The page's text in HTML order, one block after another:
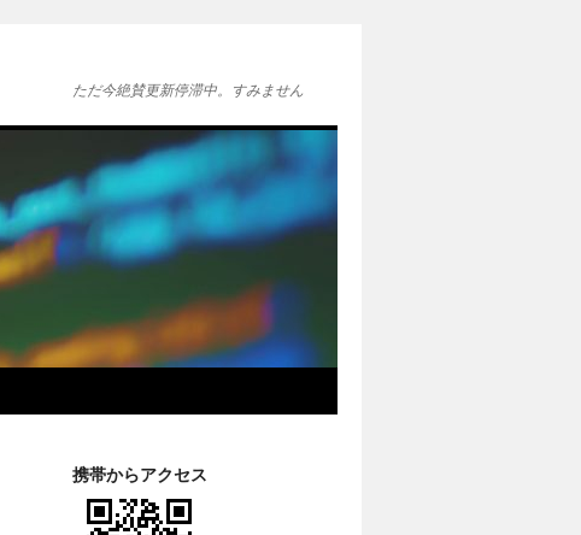
ただ今絶賛更新停滞中。すみません
携帯からアクセス